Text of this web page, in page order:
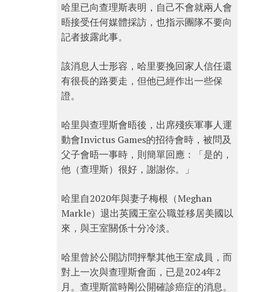
哈里已向查理斯表明，自己不會就兩人會
晤接受任何媒體採訪，也指示團隊不要向
記者披露此事。
該消息人士形容，哈里要挽回家人信任還
有很長的路要走，但他已經作出一些保
證。
哈里與查理斯會晤後，出席殘疾軍事人運
動會Invictus Games的招待會時，被問及
父子會晤一事時，則簡單回應：「是的，
他（查理斯）很好，謝謝你。」
哈里自2020年與妻子梅根（Meghan
Markle）退出英國王室公職並移居美國以
來，與王室關係十分冷淡。
哈里曾於公開訪問抨擊其他王室成員，而
對上一次與查理斯會面，已是2024年2
月。查理斯當時剛公開確診癌症的消息。